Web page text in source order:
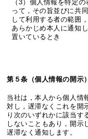
（3）個人情報を特定
って，その旨並びに共
して利用する者の範囲
あらかじめ本人に通知
置いているとき
第５条（個人情報の開示）
当社は，本人から個人情
対し，遅滞なくこれを開
り次のいずれかに該当す
しないこともあり，開示
遅滞なく通知します。